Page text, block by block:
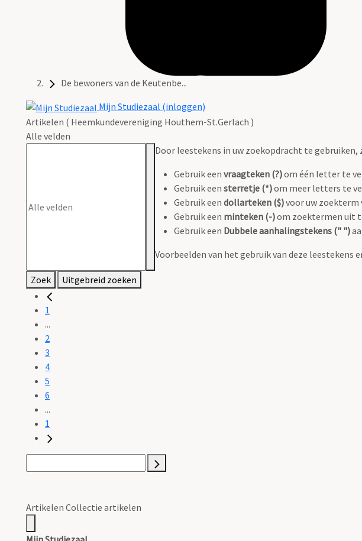
De bewoners van de Keutenbe...
Mijn Studiezaal (inloggen)
Artikelen ( Heemkundevereniging Houthem-St.Gerlach )
Alle velden
Door leestekens in uw zoekopdracht te
Gebruik een vraagteken (?)om één letter te
Gebruik een sterretje (*)om meer letters te
Gebruik een dollarteken ($)voor uw zoekterm
Gebruik een minteken (-)om zoektermen uit
Gebruik een Dubbele aanhalingstekens (" ")
Voorbeelden van het gebruik van deze leestekens
Zoek Uitgebreid zoeken
1
...
2
3
4
5
6
...
1
Artikelen Collectie artikelen